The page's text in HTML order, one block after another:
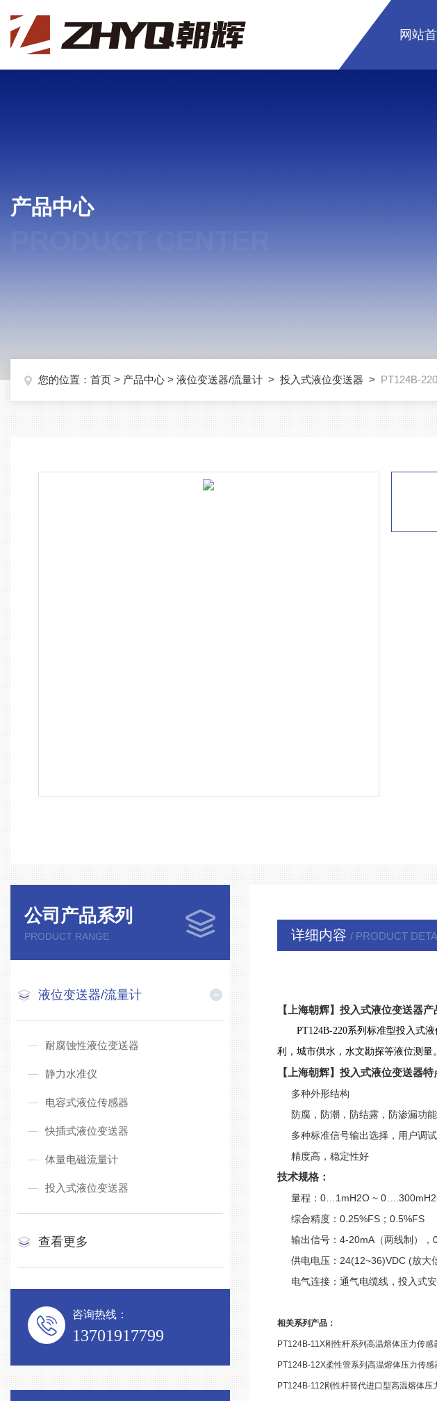
网站
产品中心
您的位置： 首页 > 产品中心 > 液位变送器/流量计 > 投入式液位变送器 > PT124B-
公司产品系列
PRODUCT RANGE
液位变送器/流量计
耐腐蚀性液位变送器
静力水准仪
电容式液位传感器
快插式液位变送器
体量电磁流量计
投入式液位变送器
查看更多
咨询热线：
13701917799
详细内容 / PRODUCT
【上海朝辉】投入式液位变送器产
PT124B-220系列标准型投入式液
利，城市供水，水文勘探等液位测量。
【上海朝辉】投入式液位变送器特
多种外形结构
防腐，防潮，防结露，防渗漏功能
多种标准信号输出选择，用户调
精度高，稳定性好
技术规格：
量程：0…1mH2O ~
综合精度：0.25%FS；0.5%FS
输出信号：4-20mA（两线制），
供电电压：24(12~36)VDC (放大
电气连接：通气电缆线，投入式
相关系列产品：
PT124B-11X刚性杆系列高温熔体压力传感
PT124B-12X柔性管系列高温熔体压力传感
PT124B-112刚性杆替代进口型高温熔体压